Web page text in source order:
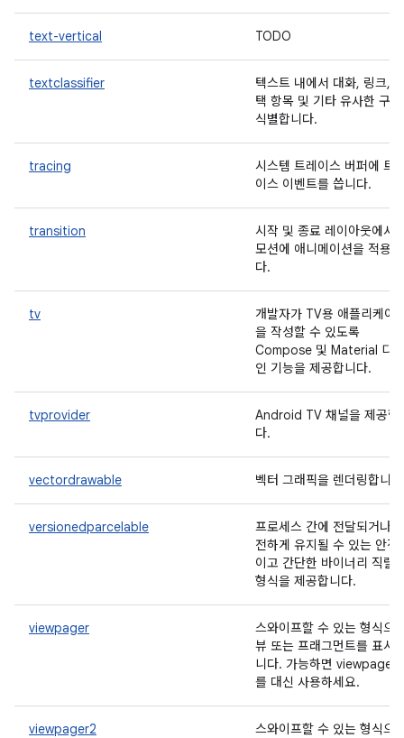
text-vertical TODO
textclassifier
텍스트 내에서 대화, 링크,
택 항목 및 기타 유사한 구
식별합니다.
tracing
시스템 트레이스 버퍼에 트
이스 이벤트를 씁니다.
transition
시작 및 종료 레이아웃에서
모션에 애니메이션을 적용
다.
tv
개발자가 TV용 애플리케이
을 작성할 수 있도록
Compose 및 Material 디자
인 기능을 제공합니다.
tvprovider
Android TV 채널을 제공합
다.
vectordrawable 벡터 그래픽을 렌더링합니
versionedparcelable
프로세스 간에 전달되거나
전하게 유지될 수 있는 안정
이고 간단한 바이너리 직렬
형식을 제공합니다.
viewpager
스와이프할 수 있는 형식으
뷰 또는 프래그먼트를 표시
니다. 가능하면 viewpager2
를 대신 사용하세요.
viewpager2
스와이프할 수 있는 형식으